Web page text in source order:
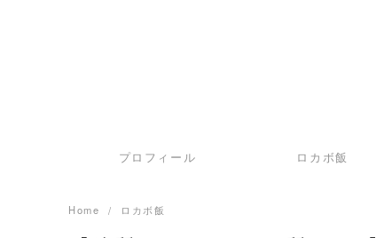
プロフィール ロカボ飯
Home ロカボ飯